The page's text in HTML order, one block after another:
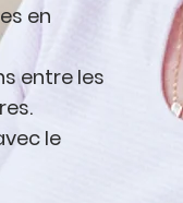
en
entre les
le